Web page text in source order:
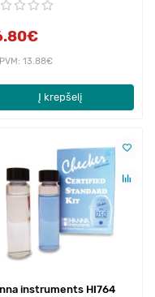
13.88€
Į krepšelį
instruments HI764